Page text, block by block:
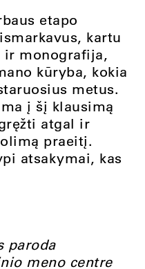
etapo
kartu
ir monografija,
kūryba, kokia
metus.
į šį klausimą
atgal ir
praeitį.
atsakymai, kas
paroda
meno centre